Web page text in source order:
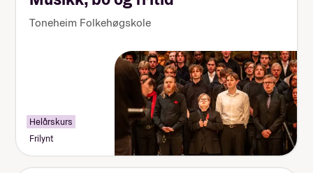
Toneheim Folkehøgskole
Helårskurs
Frilynt